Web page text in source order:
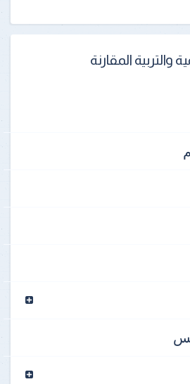
والتربية المقارنة